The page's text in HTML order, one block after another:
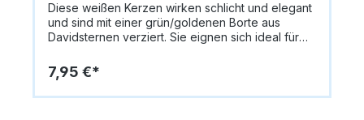
Diese weißen Kerzen wirken schlicht und elegant
und sind mit einer grün/goldenen Borte aus
Davidsternen verziert. Sie eignen sich ideal für
feierliche Note auf den Tisch.Farbe: WeißDekor:
Grün/Goldene Davidstern-BorteInhalt: 2
StückGröße: ca. 25,5 cmPerfekt als stilvolles
7,95 €*